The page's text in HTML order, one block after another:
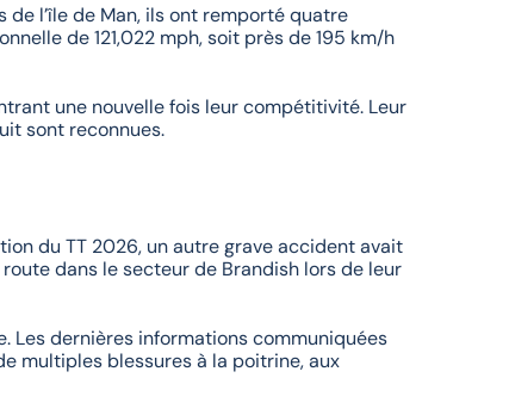
l’île de Man, ils ont remporté quatre
de 121,022 mph, soit près de 195 km/h
une nouvelle fois leur compétitivité. Leur
sont reconnues.
du TT 2026, un autre grave accident avait
dans le secteur de Brandish lors de leur
Les dernières informations communiquées
multiples blessures à la poitrine, aux